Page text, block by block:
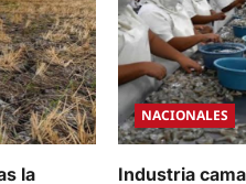
la
NACIONALES
Industria